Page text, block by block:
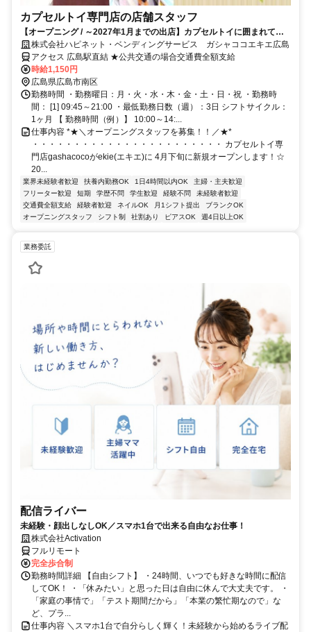
カプセルトイ専門店の店舗スタッフ
【オープニング / ～2027年1月までの出店】カプセルトイに囲まれてお
仕事♪週20h未満でゆったり勤務のシフトです◎ネイル＆ピアスOK・髪
色自由
株式会社ハピネット・ベンディングサービス ガシャココエキエ広島
アクセス 広島駅直結 ★公共交通の場合交通費全額支給
時給1,150円
広島県広島市南区
勤務時間 ・勤務曜日：月・火・水・木・金・土・日・祝 ・勤務時
間： [1] 09:45～21:00 ・最低勤務日数（週）：3日 シフトサイクル：
1ヶ月 【 勤務時間（例）】 10:00～14:...
仕事内容 *★＼オープニングスタッフを募集！！／★*
・・・・・・・・・・・・・・・・・・・・・・・ カプセルトイ専
門店gashacocoがekie(エキエ)に 4月下旬に新規オープンします！☆
20...
業界未経験者歓迎 扶養内勤務OK 1日4時間以内OK
主婦・主夫歓迎
フリーター歓迎
短期 学歴不問 学生歓迎 経験不問
未経験者歓迎
交通費全額支給
経験者歓迎 ネイルOK 月1シフト提出
ブランクOK
オープニングスタッフ
シフト制 社割あり ピアスOK 週4日以上OK
業務委託
配信ライバー
未経験・顔出しなしOK／スマホ1台で出来る自由なお仕事！
株式会社Activation
フルリモート
完全歩合制
勤務時間詳細 【自由シフト】 ・24時間、いつでも好きな時間に配信
してOK！ ・「休みたい」と思った日は自由に休んで大丈夫です。 ・
「家庭の事情で」「テスト期間だから」「本業の繁忙期なので」な
ど、プラ...
仕事内容 ＼スマホ1台で自分らしく輝く！未経験から始めるライブ配